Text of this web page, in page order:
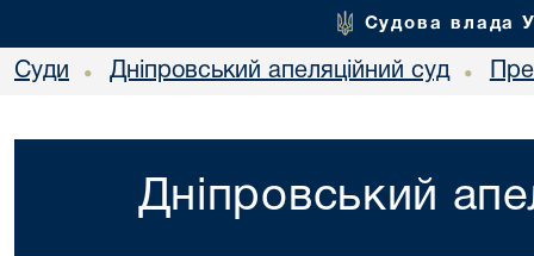
Судова влада
Суди • Дніпровський апеляційний суд •
Дніпровський